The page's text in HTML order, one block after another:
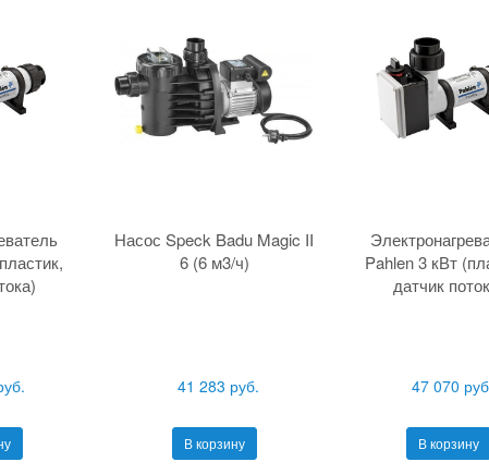
Насос Speck Badu Magic II
6 (6 м3/ч)
41 283 руб.
В корзину
Pahlen 3 кВт
датчик
47 070
В корзину